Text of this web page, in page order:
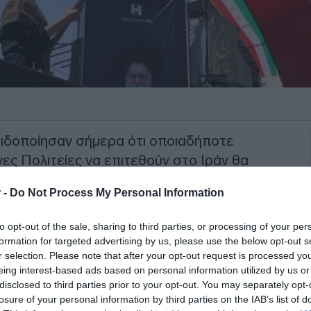
- Do Not Process My Personal Information
opt-out of the sale, sharing to third parties, or processing of your
for targeted advertising by us, please use the below opt-out
selection. Please note that after your opt-out request is processed
interest-based ads based on personal information utilized by us
to third parties prior to your opt-out. You may separately
of your personal information by third parties on the IAB’s list of
σήμερα ότι οποιαδήποτε
Πολιτείες να επιτεθούν στο Ιράν θα
έχει σκοπό να θέσει τέλος στον
επιθετικό αμερικανικό στρατό για να
του ισλαμικού Ιράν θα είναι νόμιμος
σε ανακοίνωση το ιρανικό